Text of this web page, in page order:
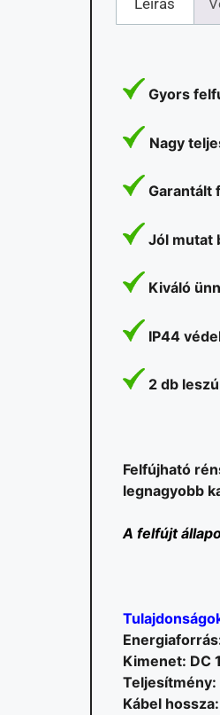
Leírás
Gyors
Nagy
Garantált
Jól mutat
Kiváló
IP44
2 db
Felfújható
legnagyobb
A felfújt
Kimenet: DC
Teljesítmény:
Kábel